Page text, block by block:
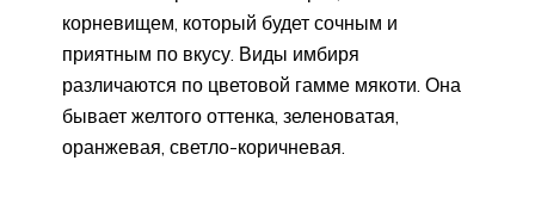
корневищем, который будет сочным и
приятным по вкусу. Виды имбиря
различаются по цветовой гамме мякоти. Она
бывает желтого оттенка, зеленоватая,
оранжевая, светло-коричневая.